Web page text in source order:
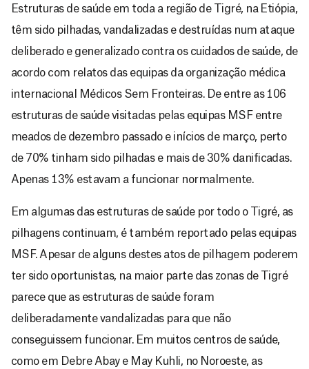
Estruturas de saúde em toda a região de Tigré, na Etiópia,
têm sido pilhadas, vandalizadas e destruídas num ataque
deliberado e generalizado contra os cuidados de saúde, de
acordo com relatos das equipas da organização médica
internacional Médicos Sem Fronteiras. De entre as 106
estruturas de saúde visitadas pelas equipas MSF entre
meados de dezembro passado e inícios de março, perto
de 70% tinham sido pilhadas e mais de 30% danificadas.
Apenas 13% estavam a funcionar normalmente.
Em algumas das estruturas de saúde por todo o Tigré, as
pilhagens continuam, é também reportado pelas equipas
MSF. Apesar de alguns destes atos de pilhagem poderem
ter sido oportunistas, na maior parte das zonas de Tigré
parece que as estruturas de saúde foram
deliberadamente vandalizadas para que não
conseguissem funcionar. Em muitos centros de saúde,
como em Debre Abay e May Kuhli, no Noroeste, as